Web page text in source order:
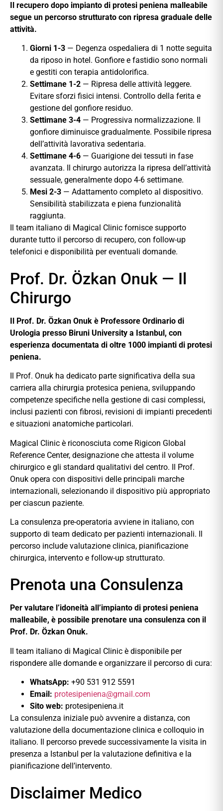
Il recupero dopo impianto di protesi peniena malleabile
segue un percorso strutturato con ripresa graduale delle
attività.
Giorni 1-3 — Degenza ospedaliera di 1 notte seguita
da riposo in hotel. Gonfiore e fastidio sono normali
e gestiti con terapia antidolorifica.
Settimane 1-2 — Ripresa delle attività leggere.
Evitare sforzi fisici intensi. Controllo della ferita e
gestione del gonfiore residuo.
Settimane 3-4 — Progressiva normalizzazione. Il
gonfiore diminuisce gradualmente. Possibile ripresa
dell’attività lavorativa sedentaria.
Settimane 4-6 — Guarigione dei tessuti in fase
avanzata. Il chirurgo autorizza la ripresa dell’attività
sessuale, generalmente dopo 4-6 settimane.
Mesi 2-3 — Adattamento completo al dispositivo.
Sensibilità stabilizzata e piena funzionalità
raggiunta.
Il team italiano di Magical Clinic fornisce supporto
durante tutto il percorso di recupero, con follow-up
telefonici e disponibilità per eventuali domande.
Prof. Dr. Özkan Onuk — Il
Chirurgo
Il Prof. Dr. Özkan Onuk è Professore Ordinario di
Urologia presso Biruni University a Istanbul, con
esperienza documentata di oltre 1000 impianti di protesi
peniena.
Il Prof. Onuk ha dedicato parte significativa della sua
carriera alla chirurgia protesica peniena, sviluppando
competenze specifiche nella gestione di casi complessi,
inclusi pazienti con fibrosi, revisioni di impianti precedenti
e situazioni anatomiche particolari.
Magical Clinic è riconosciuta come Rigicon Global
Reference Center, designazione che attesta il volume
chirurgico e gli standard qualitativi del centro. Il Prof.
Onuk opera con dispositivi delle principali marche
internazionali, selezionando il dispositivo più appropriato
per ciascun paziente.
La consulenza pre-operatoria avviene in italiano, con
supporto di team dedicato per pazienti internazionali. Il
percorso include valutazione clinica, pianificazione
chirurgica, intervento e follow-up strutturato.
Prenota una Consulenza
Per valutare l’idoneità all’impianto di protesi peniena
malleabile, è possibile prenotare una consulenza con il
Prof. Dr. Özkan Onuk.
Il team italiano di Magical Clinic è disponibile per
rispondere alle domande e organizzare il percorso di cura:
WhatsApp: +90 531 912 5591
Email: protesipeniena@gmail.com
Sito web: protesipeniena.it
La consulenza iniziale può avvenire a distanza, con
valutazione della documentazione clinica e colloquio in
italiano. Il percorso prevede successivamente la visita in
presenza a Istanbul per la valutazione definitiva e la
pianificazione dell’intervento.
Disclaimer Medico